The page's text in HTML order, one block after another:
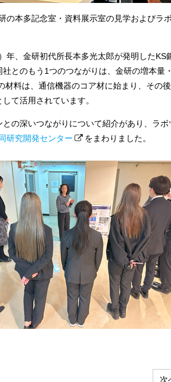
本多記念室・資料展示室の見学およびラ
、金研初代所長本多光太郎が発明したKS
とのもう1つのつながりは、金研の増本量
料は、通信機器のコア材に始まり、その
て活用されています。
の深いつながりについて紹介があり、ラボ
研究開発センター をまわりました。
次